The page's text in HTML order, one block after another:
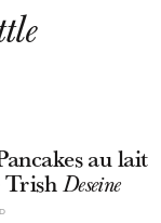
au lait
Deseine